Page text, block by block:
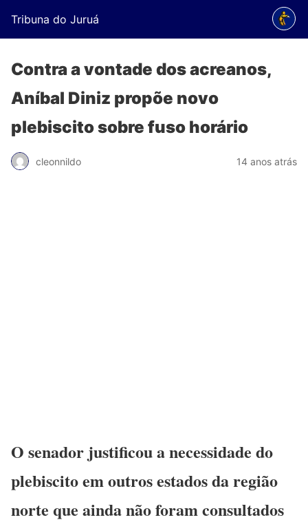
Tribuna do Juruá
Contra a vontade dos acreanos,
Aníbal Diniz propõe novo
plebiscito sobre fuso horário
cleonnildo 14 anos atrás
O senador justificou a necessidade do
plebiscito em outros estados da região
norte que ainda não foram consultados